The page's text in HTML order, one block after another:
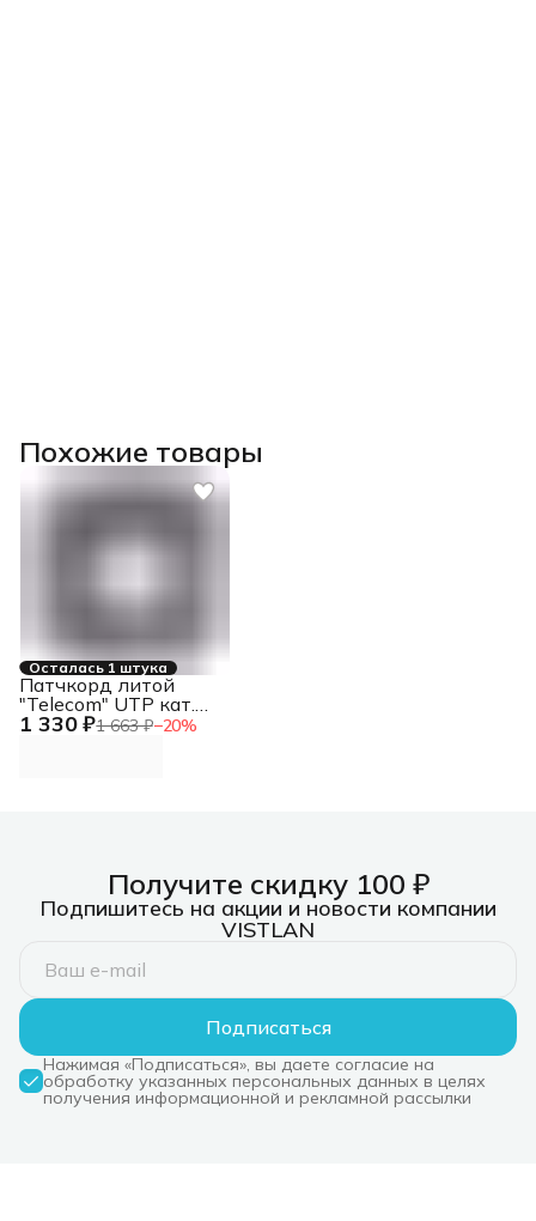
Похожие товары
Осталась 1 штука
1 330 ₽1 663 ₽−20%
Патчкорд литой
"Telecom" UTP кат.5e
50,0м серый
Получите скидку 100 ₽
Подпишитесь на акции и новости компании
VISTLAN
Подписаться
Нажимая «Подписаться», вы даете согласие на
обработку указанных персональных данных в целях
получения информационной и рекламной рассылки